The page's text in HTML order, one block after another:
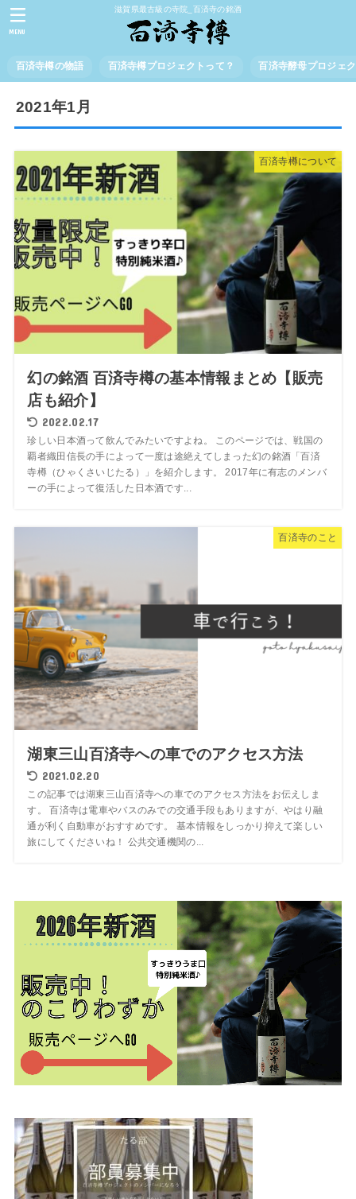
滋賀県最古級の寺院_百済寺の銘酒
百済寺樽の物語 百済寺樽プロジェクトって？ 百済寺酵母プロジェ
MENU
2021年1月
百済寺樽について
幻の銘酒 百済寺樽の基本情報まとめ【販売
店も紹介】
2022.02.17
珍しい日本酒って飲んでみたいですよね。 このページでは、戦国の
覇者織田信長の手によって一度は途絶えてしまった幻の銘酒「百済
寺樽（ひゃくさいじたる）」を紹介します。 2017年に有志のメンバ
ーの手によって復活した日本酒です...
百済寺のこと
湖東三山百済寺への車でのアクセス方法
2021.02.20
この記事では湖東三山百済寺への車でのアクセス方法をお伝えしま
す。 百済寺は電車やバスのみでの交通手段もありますが、やはり融
通が利く自動車がおすすめです。 基本情報をしっかり抑えて楽しい
旅にしてくださいね！ 公共交通機関の...